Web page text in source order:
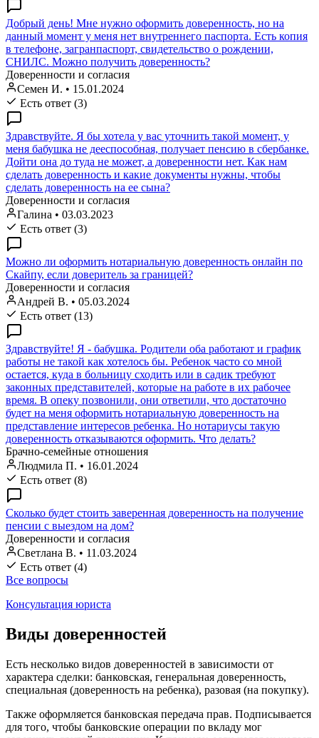
Добрый день! Мне нужно оформить доверенность, но на
данный момент у меня нет внутреннего паспорта. Есть копия
в телефоне, загранпаспорт, свидетельство о рождении,
СНИЛС. Можно получить доверенность?
Доверенности и согласия
Семен И. • 15.01.2024
Есть ответ (3)
Здравствуйте. Я бы хотела у вас уточнить такой момент, у
меня бабушка не дееспособная, получает пенсию в сбербанке.
Дойти она до туда не может, а доверенности нет. Как нам
сделать доверенность и какие документы нужны, чтобы
сделать доверенность на ее сына?
Доверенности и согласия
Галина • 03.03.2023
Есть ответ (3)
Можно ли оформить нотариальную доверенность онлайн по
Скайпу, если доверитель за границей?
Доверенности и согласия
Андрей В. • 05.03.2024
Есть ответ (13)
Здравствуйте! Я - бабушка. Родители оба работают и график
работы не такой как хотелось бы. Ребенок часто со мной
остается, куда в больницу сходить или в садик требуют
законных представителей, которые на работе в их рабочее
время. В опеку позвонили, они ответили, что достаточно
будет на меня оформить нотариальную доверенность на
представление интересов ребенка. Но нотариусы такую
доверенность отказываются оформить. Что делать?
Брачно-семейные отношения
Людмила П. • 16.01.2024
Есть ответ (8)
Сколько будет стоить заверенная доверенность на получение
пенсии с выездом на дом?
Доверенности и согласия
Светлана В. • 11.03.2024
Есть ответ (4)
Все вопросы
Консультация юриста
Виды доверенностей
Есть несколько видов доверенностей в зависимости от
характера сделки: банковская, генеральная доверенность,
специальная (доверенность на ребенка), разовая (на покупку).
Также оформляется банковская передача прав. Подписывается
для того, чтобы банковские операции по вкладу мог